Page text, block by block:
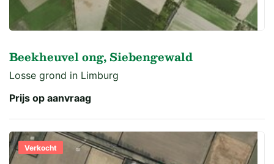
Beekheuvel ong, Siebengewald
Losse grond in Limburg
Prijs op aanvraag
Verkocht